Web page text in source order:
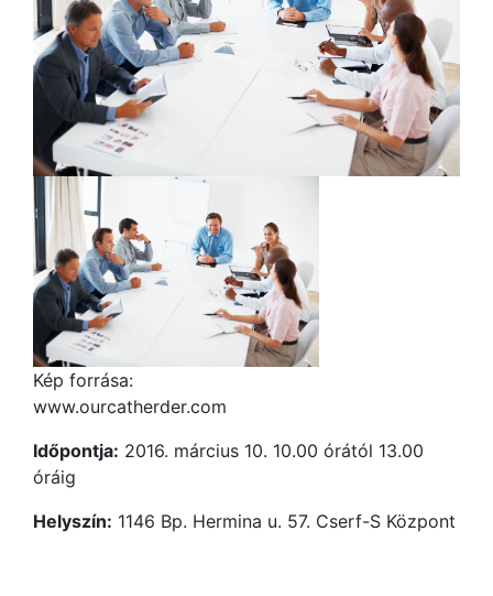
Kép forrása:
www.ourcatherder.com
Időpontja: 2016. március 10. 10.00 órától 13.00
óráig
Helyszín: 1146 Bp. Hermina u. 57. Cserf-S Központ